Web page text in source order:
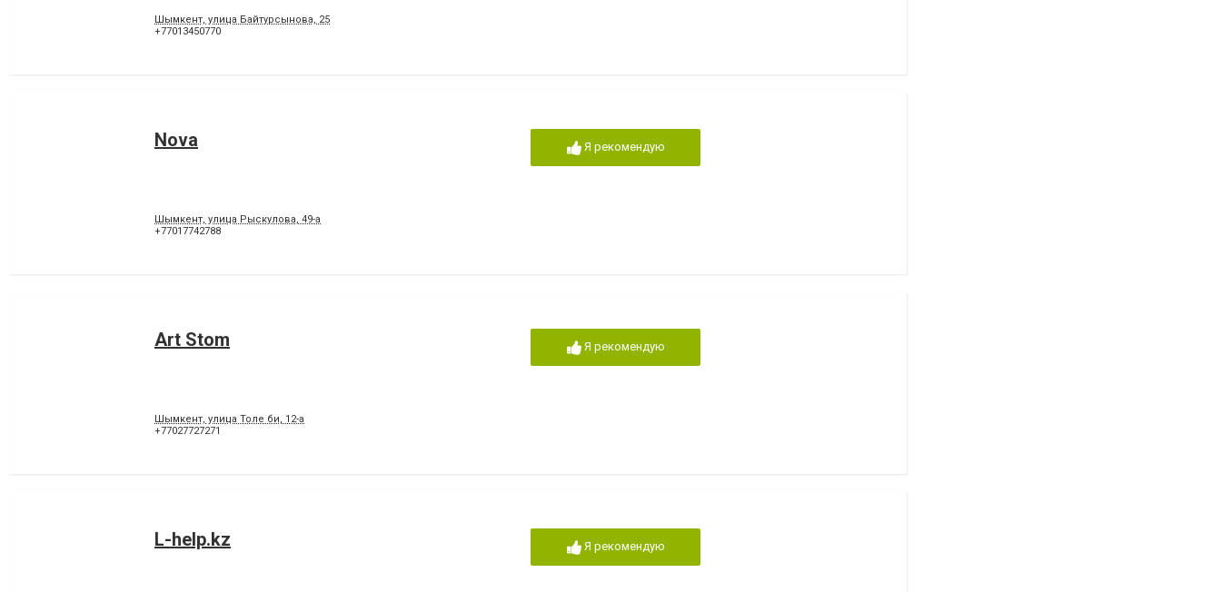
Шымкент, улица Байтурсынова, 25
+77013450770
Nova
Шымкент, улица Рыскулова, 49-а
+77017742788
Я рекомендую
Art Stom
Шымкент, улица Толе би, 12-а
+77027727271
Я рекомендую
L-help.kz Я рекомендую